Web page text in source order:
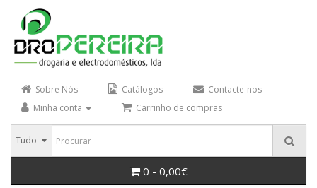
Sobre Nós Catálogos
Contacte-nos
Minha conta
Carrinho de compras
Tudo
0 - 0,00€